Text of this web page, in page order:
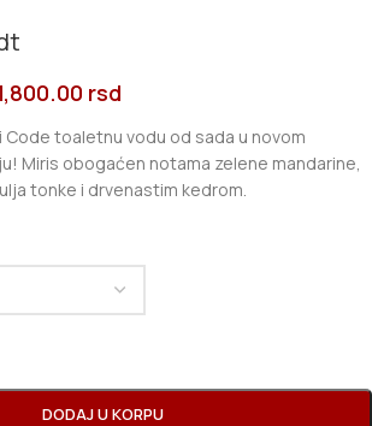
rsd
Code toaletnu vodu od sada u novom
Miris obogaćen notama zelene mandarine,
tonke i drvenastim kedrom.
DODAJ U KORPU